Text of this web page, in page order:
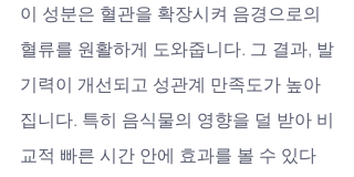
이 성분은 혈관을 확장시켜 음경으로의
혈류를 원활하게 도와줍니다. 그 결과, 발
기력이 개선되고 성관계 만족도가 높아
집니다. 특히 음식물의 영향을 덜 받아 비
교적 빠른 시간 안에 효과를 볼 수 있다